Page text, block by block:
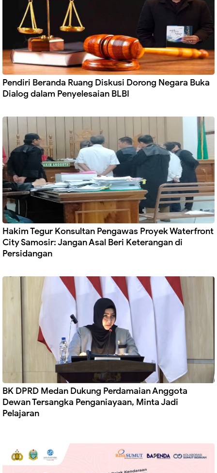
Pendiri Beranda Ruang Diskusi Dorong Negara Buka
Dialog dalam Penyelesaian BLBI
Hakim Tegur Konsultan Pengawas Proyek Waterfront
City Samosir: Jangan Asal Beri Keterangan di
Persidangan
BK DPRD Medan Dukung Perdamaian Anggota
Dewan Tersangka Penganiayaan, Minta Jadi
Pelajaran